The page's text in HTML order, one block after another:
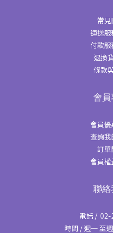
常見
運送
付款
退換
條款
會
會員
查詢
訂單
會員權
聯
電話 / 02-
時間 / 週一 至